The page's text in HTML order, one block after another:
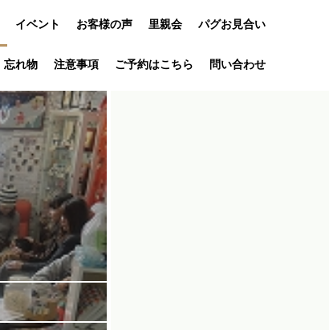
イベント
オフ会
アニバーサリ
ー
お客様の声 里親会 パグお見合い
忘れ物 注意事項 ご予約はこちら 問い合わせ